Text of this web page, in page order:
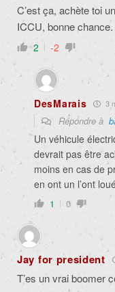
C’est ça, achète toi
ICCU, bonne chance.
2 -2
DesMarais 3
Répondre à
Un véhicule
devrait pas être
moins en cas de
en ont un l’ont
1 0
Jay for president
T’es un vrai boomer